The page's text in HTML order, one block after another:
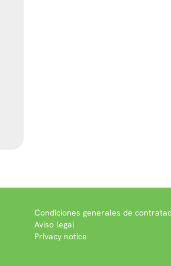
Condiciones generales de
Aviso legal
Privacy notice